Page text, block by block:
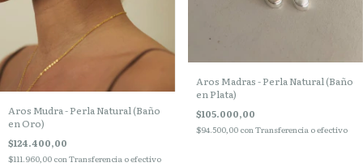
Aros Mudra - Perla Natural (Baño
en Oro)
$124.400,00
$111.960,00 con Transferencia o efectivo
Aros Madras - Perla Natural (Baño
en Plata)
$105.000,00
$94.500,00 con Transferencia o efectivo